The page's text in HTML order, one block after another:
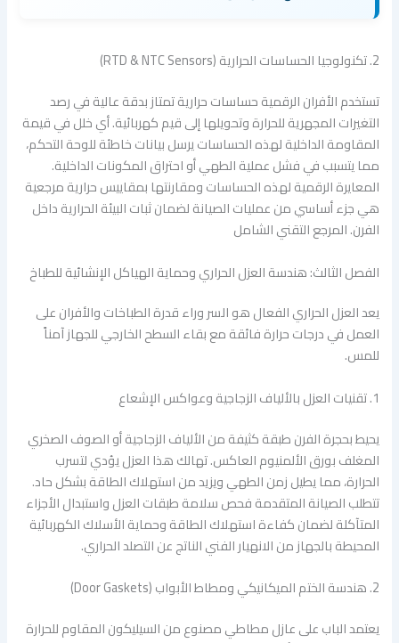
2. تكنولوجيا الحساسات الحرارية (RTD & NTC Sensors)
تستخدم الأفران الرقمية حساسات حرارية تمتاز بدقة عالية في رصد
التغيرات المجهرية للحرارة وتحويلها إلى قيم كهربائية. أي خلل في قيمة
المقاومة الداخلية لهذه الحساسات يرسل بيانات خاطئة للوحة التحكم،
مما يتسبب في فشل عملية الطهي أو احتراق المكونات الداخلية.
المعايرة الرقمية لهذه الحساسات ومقارنتها بمقاييس حرارية مرجعية
هي جزء أساسي من عمليات الصيانة لضمان ثبات البيئة الحرارية داخل
الفرن. المرجع التقني الشامل
الفصل الثالث: هندسة العزل الحراري وحماية الهياكل الإنشائية للطباخ
يعد العزل الحراري الفعال هو السر وراء قدرة الطباخات والأفران على
العمل في درجات حرارة فائقة مع بقاء السطح الخارجي للجهاز آمناً
للمس.
1. تقنيات العزل بالألياف الزجاجية وعواكس الإشعاع
يحيط بحجرة الفرن طبقة كثيفة من الألياف الزجاجية أو الصوف الصخري
المغلف بورق الألمنيوم العاكس. تهالك هذا العزل يؤدي لتسرب
الحرارة، مما يطيل زمن الطهي ويزيد من استهلاك الطاقة بشكل حاد.
تتطلب الصيانة المتقدمة فحص سلامة طبقات العزل واستبدال الأجزاء
المتآكلة لضمان كفاءة استهلاك الطاقة وحماية الأسلاك الكهربائية
المحيطة بالجهاز من الانهيار الفني الناتج عن التصلد الحراري.
2. هندسة الختم الميكانيكي ومطاط الأبواب (Door Gaskets)
يعتمد الباب على عازل مطاطي مصنوع من السيليكون المقاوم للحرارة